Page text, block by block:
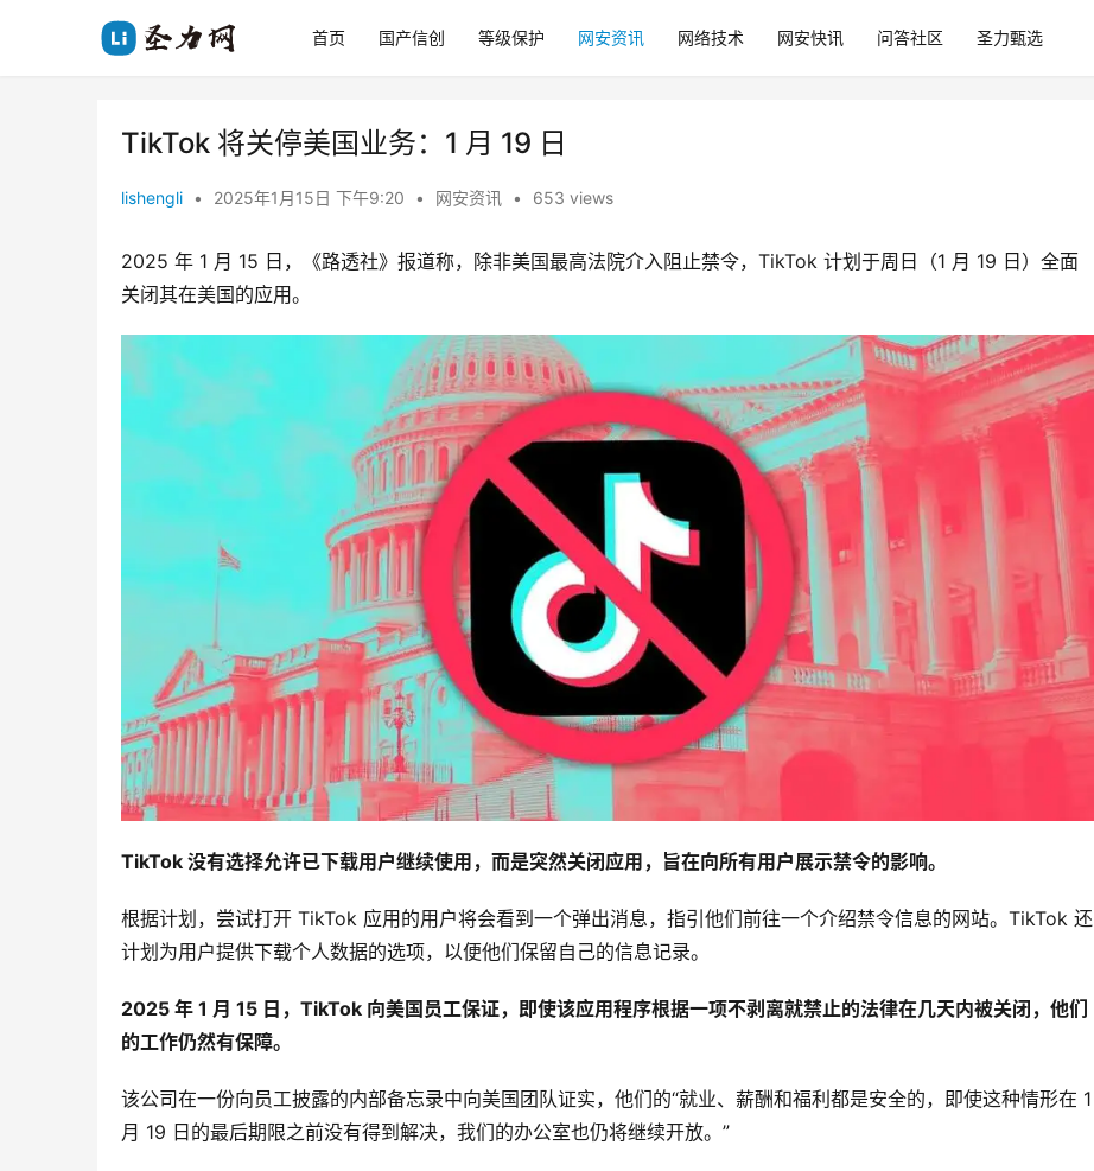
首页 国产信创 等级保护 网安资讯 网络技术 网安快讯 问答社区 圣力甄选
TikTok 将关停美国业务：1 月 19 日
lishengli • 2025年1月15日 下午9:20 • 网安资讯 • 653 views
2025 年 1 月 15 日，《路透社》报道称，除非美国最高法院介入阻止禁令，TikTok 计划于周日（1 月 19 日）全面
关闭其在美国的应用。
TikTok 没有选择允许已下载用户继续使用，而是突然关闭应用，旨在向所有用户展示禁令的影响。
根据计划，尝试打开 TikTok 应用的用户将会看到一个弹出消息，指引他们前往一个介绍禁令信息的网站。TikTok 还
计划为用户提供下载个人数据的选项，以便他们保留自己的信息记录。
2025 年 1 月 15 日，TikTok 向美国员工保证，即使该应用程序根据一项不剥离就禁止的法律在几天内被关闭，他们
的工作仍然有保障。
该公司在一份向员工披露的内部备忘录中向美国团队证实，他们的“就业、薪酬和福利都是安全的，即使这种情形在 1
月 19 日的最后期限之前没有得到解决，我们的办公室也仍将继续开放。”